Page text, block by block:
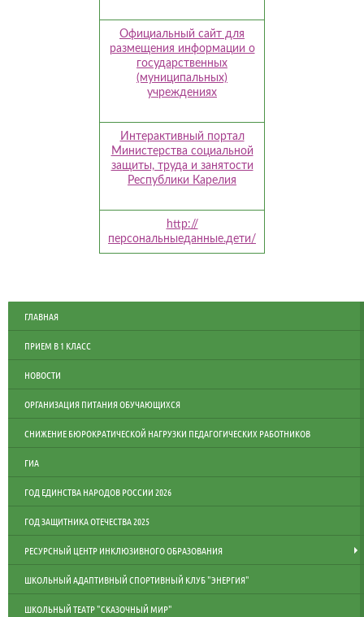
Официальный сайт для
размещения информации о
государственных
(муниципальных)
учреждениях
Интерактивный портал
Министерства социальной
защиты, труда и занятости
Республики Карелия
http://
персональныеданные.дети/
ГЛАВНАЯ
ПРИЕМ В 1 КЛАСС
НОВОСТИ
ОРГАНИЗАЦИЯ ПИТАНИЯ ОБУЧАЮЩИХСЯ
СНИЖЕНИЕ БЮРОКРАТИЧЕСКОЙ НАГРУЗКИ ПЕДАГОГИЧЕСКИХ РАБОТНИКОВ
ГИА
ГОД ЕДИНСТВА НАРОДОВ РОССИИ 2026
ГОД ЗАЩИТНИКА ОТЕЧЕСТВА 2025
РЕСУРСНЫЙ ЦЕНТР ИНКЛЮЗИВНОГО ОБРАЗОВАНИЯ
ШКОЛЬНЫЙ АДАПТИВНЫЙ СПОРТИВНЫЙ КЛУБ "ЭНЕРГИЯ"
ШКОЛЬНЫЙ ТЕАТР "СКАЗОЧНЫЙ МИР"